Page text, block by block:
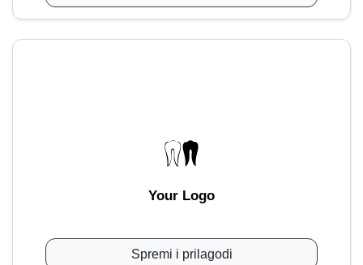
Your Logo
Spremi i prilagodi